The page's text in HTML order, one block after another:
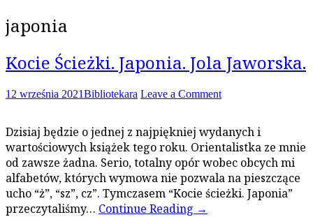
japonia
Kocie Ścieżki. Japonia. Jola Jaworska.
12 września 2021Bibliotekara Leave a Comment
Dzisiaj będzie o jednej z najpiękniej wydanych i
wartościowych książek tego roku. Orientalistka ze mnie
od zawsze żadna. Serio, totalny opór wobec obcych mi
alfabetów, których wymowa nie pozwala na pieszczące
ucho “ż”, “sz”, cz”. Tymczasem “Kocie ścieżki. Japonia”
przeczytaliśmy… Continue Reading →